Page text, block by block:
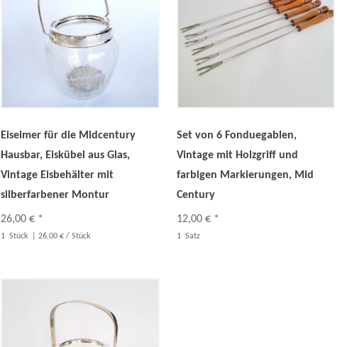
Eiseimer für die Midcentury
Hausbar, Eiskübel aus Glas,
Vintage Eisbehälter mit
silberfarbener Montur
26,00 € *
1 Stück | 26,00 € / Stück
Set von 6 Fonduegablen,
Vintage mit Holzgriff und
farbigen Markierungen, Mid
Century
12,00 € *
1 Satz